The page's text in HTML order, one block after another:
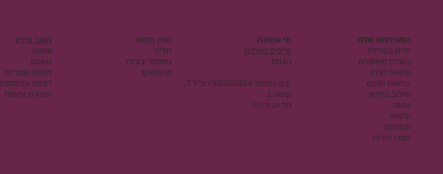
הפעילויות שלנו
חיים בקהילה
כשרות משפטית
נגישות לצדק
בריאות הנפש
שילוב בחינוך
אמנה
נגישות
תעסוקה
מצבי חירום
מי אנחנו?
פרסים ואותות
הצוות
מ.ס עמותה 580303824 ריב"ל 7,
קומה 2
תל אביב-יפו
מגזין בזכות
מדיה
ניוזלטר ׳בזכות׳
פרסומים
מאגר מידע
אמנה
משפט
דוחות שנתיים
דוחות
הצהרת נגישות